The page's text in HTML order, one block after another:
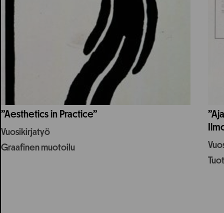
”Aesthetics in Practice”
Vuosikirjatyö
Graafinen muotoilu